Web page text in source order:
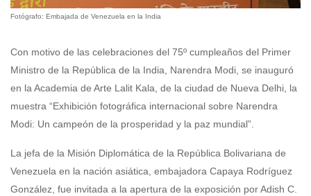
Fotógrafo: Embajada de Venezuela en la India
Con motivo de las celebraciones del 75º cumpleaños del Primer
Ministro de la República de la India, Narendra Modi, se inauguró
en la Academia de Arte Lalit Kala, de la ciudad de Nueva Delhi, la
muestra “Exhibición fotográfica internacional sobre Narendra
Modi: Un campeón de la prosperidad y la paz mundial”.
La jefa de la Misión Diplomática de la República Bolivariana de
Venezuela en la nación asiática, embajadora Capaya Rodríguez
González, fue invitada a la apertura de la exposición por Adish C.